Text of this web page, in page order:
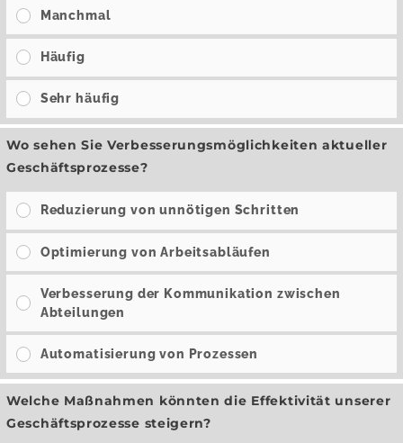
Manchmal
Häufig
Sehr häufig
Wo sehen Sie Verbesserungsmöglichkeiten aktueller
Geschäftsprozesse?
Reduzierung von unnötigen Schritten
Optimierung von Arbeitsabläufen
Verbesserung der Kommunikation zwischen
Abteilungen
Automatisierung von Prozessen
Welche Maßnahmen könnten die Effektivität unserer
Geschäftsprozesse steigern?